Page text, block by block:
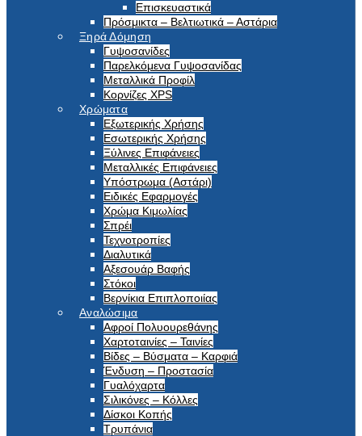
Επισκευαστικά
Πρόσμικτα – Βελτιωτικά – Αστάρια
Ξηρά Δόμηση
Γυψοσανίδες
Παρελκόμενα Γυψοσανίδας
Μεταλλικά Προφίλ
Κορνίζες XPS
Χρώματα
Εξωτερικής Χρήσης
Εσωτερικής Χρήσης
Ξύλινες Επιφάνειες
Μεταλλικές Επιφάνειες
Υπόστρωμα (Αστάρι)
Ειδικές Εφαρμογές
Χρώμα Κιμωλίας
Σπρέι
Τεχνοτροπίες
Διαλυτικά
Αξεσουάρ Βαφής
Στόκοι
Βερνίκια Επιπλοποιίας
Αναλώσιμα
Αφροί Πολυουρεθάνης
Χαρτοταινίες – Ταινίες
Βίδες – Βύσματα – Καρφιά
Ένδυση – Προστασία
Γυαλόχαρτα
Σιλικόνες – Κόλλες
Δίσκοι Κοπής
Τρυπάνια